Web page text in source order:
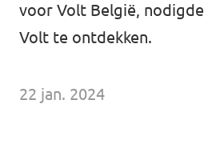
Volt West-Vlaanderen
Doneer
voor Volt België, nodigde
Volt te ontdekken.
22 jan. 2024